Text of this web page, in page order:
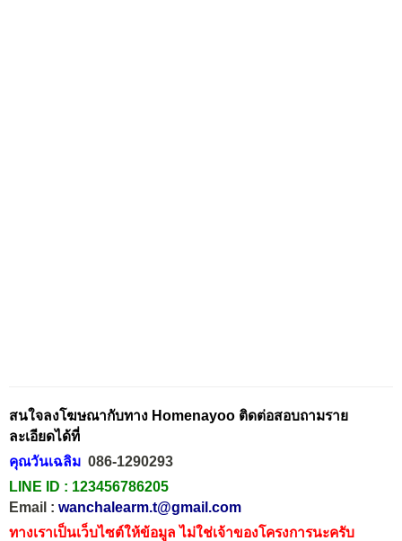
สนใจลงโฆษณากับทาง Homenayoo ติดต่อสอบถามราย
ละเอียดได้ที่
คุณวันเฉลิม 086-1290293
LINE ID : 123456786205
Email : wanchalearm.t@gmail.com
ทางเราเป็นเว็บไซต์ให้ข้อมูล ไม่ใช่เจ้าของโครงการนะครับ